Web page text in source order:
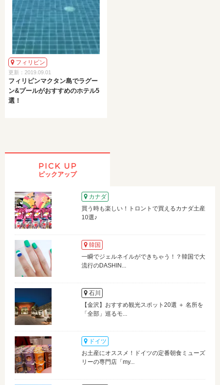
フィリピン
更新：2019.09.01
フィリピンマクタン島でラグー
ン&プールがおすすめのホテル5
選！
PICK UP
ピックアップ
カナダ
買う時も楽しい！トロントで買えるカナダ土産
10選♪
韓国
一瞬でジェルネイルができちゃう！？韓国で大
流行のDASHIN...
石川
【金沢】おすすめ観光スポット20選 ＋ 名所を
「全部」巡るモ...
ドイツ
お土産にオススメ！ドイツの定番朝食ミューズ
リーの専門店「my...